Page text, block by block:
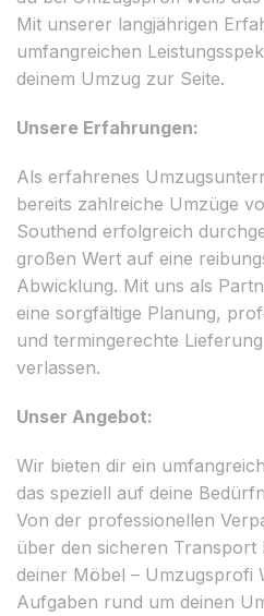
Mit unserer langjährigen
umfangreichen
deinem Umzug zur Seite.
Unsere Erfahrungen:
Als erfahrenes
bereits zahlreiche Umzüge
Southend erfolgreich
großen Wert auf eine
Abwicklung. Mit uns als
eine sorgfältige Planung,
und termingerechte
verlassen.
Unser Angebot:
Wir bieten dir ein
das speziell auf deine
Von der professionellen
über den sicheren Transport
deiner Möbel – Umzugsprofi
Aufgaben rund um deinen